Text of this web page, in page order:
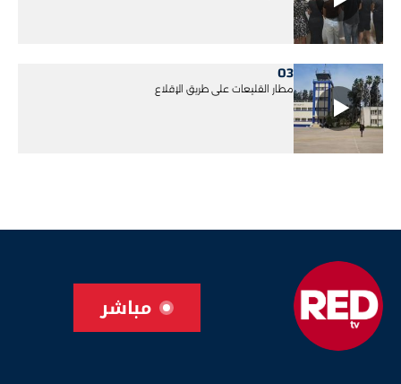
03
مطار القليعات على طريق الإقلاع
مباشر